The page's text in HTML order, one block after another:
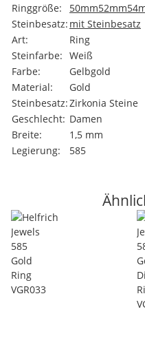
Ringgröße:
50mm52mm
Steinbesatz: mit Steinbesatz
Art:
Ring
Steinfarbe: Weiß
Farbe:
Gelbgold
Material:
Gold
Steinbesatz:Zirkonia Steine
Geschlecht: Damen
Breite:
1,5 mm
Legierung:
585